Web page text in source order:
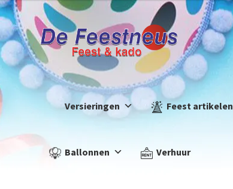
Versieringen Feest artikelen
Ballonnen Verhuur